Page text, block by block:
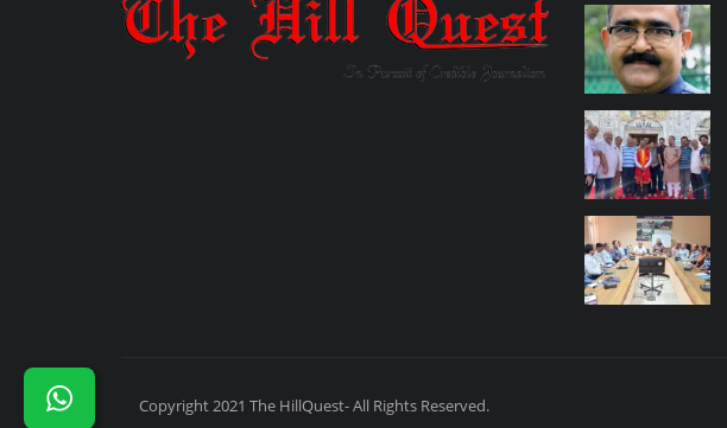
Copyright 2021 The HillQuest- All Rights Reserved.